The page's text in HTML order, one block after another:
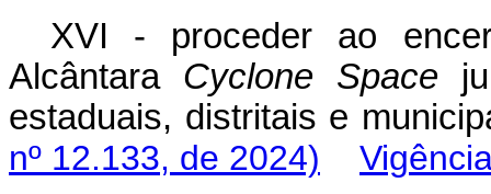
XVI - proceder ao
Alcântara Cyclone Space
estaduais, distritais e
nº 12.133, de 2024)